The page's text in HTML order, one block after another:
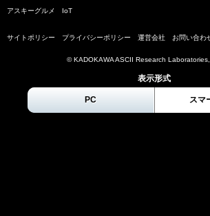
アスキーグルメ IoT
サイトポリシー プライバシーポリシー 運営会社 お問い合わ
© KADOKAWA ASCII Research Laboratories,
表示形式
PC スマ